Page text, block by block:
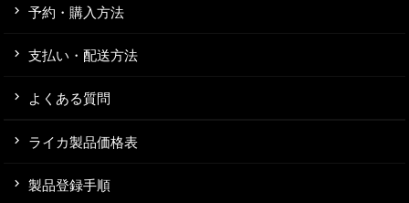
予約・購入方法
支払い・配送方法
よくある質問
ライカ製品価格表
製品登録手順